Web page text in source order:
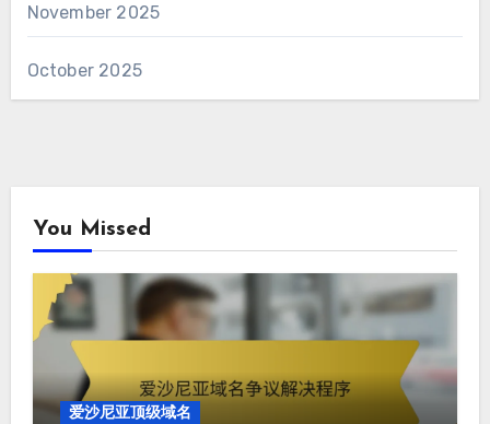
November 2025
October 2025
You Missed
爱沙尼亚顶级域名